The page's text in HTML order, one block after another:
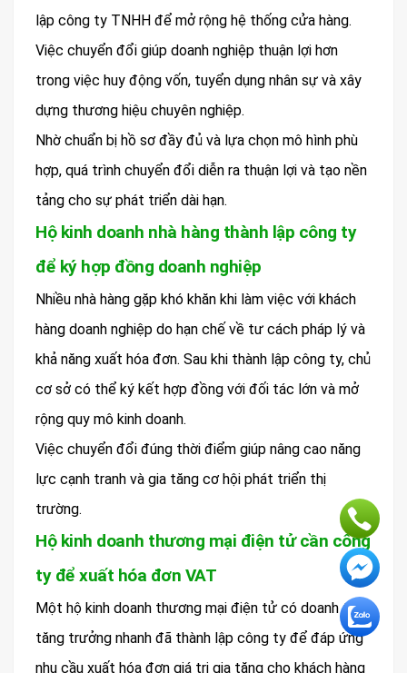
lập công ty TNHH để mở rộng hệ thống cửa hàng.
Việc chuyển đổi giúp doanh nghiệp thuận lợi hơn
trong việc huy động vốn, tuyển dụng nhân sự và xây
dựng thương hiệu chuyên nghiệp.
Nhờ chuẩn bị hồ sơ đầy đủ và lựa chọn mô hình phù
hợp, quá trình chuyển đổi diễn ra thuận lợi và tạo nền
tảng cho sự phát triển dài hạn.
Hộ kinh doanh nhà hàng thành lập công ty
để ký hợp đồng doanh nghiệp
Nhiều nhà hàng gặp khó khăn khi làm việc với khách
hàng doanh nghiệp do hạn chế về tư cách pháp lý và
khả năng xuất hóa đơn. Sau khi thành lập công ty, chủ
cơ sở có thể ký kết hợp đồng với đối tác lớn và mở
rộng quy mô kinh doanh.
Việc chuyển đổi đúng thời điểm giúp nâng cao năng
lực cạnh tranh và gia tăng cơ hội phát triển thị
trường.
Hộ kinh doanh thương mại điện tử cần công
ty để xuất hóa đơn VAT
Một hộ kinh doanh thương mại điện tử có doanh thu
tăng trưởng nhanh đã thành lập công ty để đáp ứng
nhu cầu xuất hóa đơn giá trị gia tăng cho khách hàng